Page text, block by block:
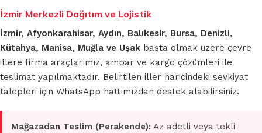
İzmir Merkezli Dağıtım ve Lojistik
İzmir, Afyonkarahisar, Aydın, Balıkesir, Bursa, Denizli,
Kütahya, Manisa, Muğla ve Uşak başta olmak üzere çevre
illere firma araçlarımız, ambar ve kargo çözümleri ile
teslimat yapılmaktadır. Belirtilen iller haricindeki sevkiyat
talepleri için WhatsApp hattımızdan destek alabilirsiniz.
Mağazadan Teslim (Perakende): Az adetli veya tekli